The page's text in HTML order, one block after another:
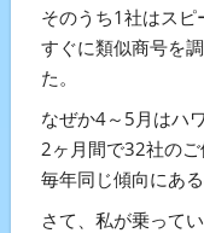
そのうち1社はスピ
すぐに類似商号を
た。
なぜか4～5月はハ
2ヶ月間で32社のご
毎年同じ傾向にあ
さて、私が乗って